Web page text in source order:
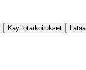
Käyttötarkoitukset Lataa